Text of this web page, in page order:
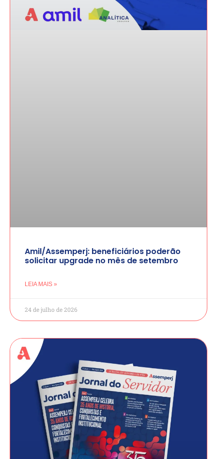
Amil/Assemperj: beneficiários poderão
solicitar upgrade no mês de setembro
LEIA MAIS »
24 de julho de 2026